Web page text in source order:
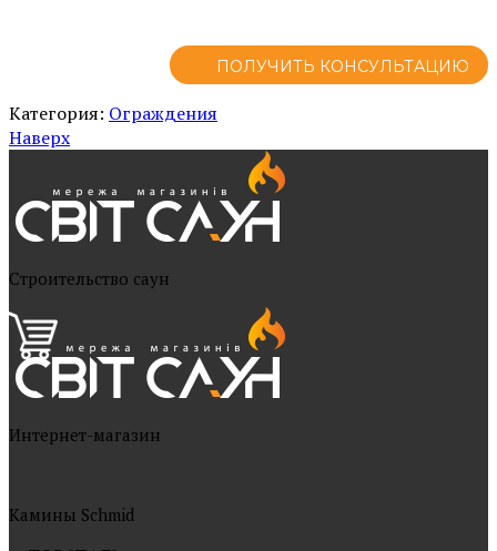
ПОЛУЧИТЬ КОНСУЛЬТАЦИЮ
Категория: Ограждения
Наверх
Cтроительство саун
Интернет-магазин
Камины Schmid